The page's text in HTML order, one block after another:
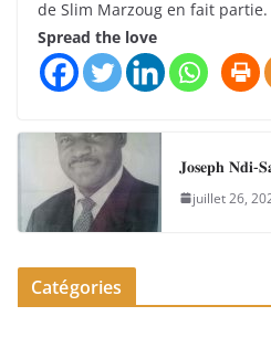
de Slim Marzoug en fait partie.
Spread the love
𝐉𝐨𝐬𝐞𝐩𝐡 𝐍𝐝𝐢-
juillet 26,
Catégories